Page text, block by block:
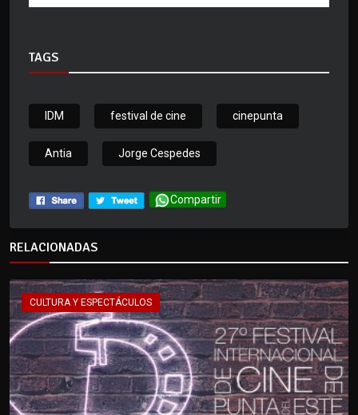
TAGS
IDM festival de cine cinepunta
Antia Jorge Cespedes
Compartir
RELACIONADAS
CULTURA Y ESPECTÁCULOS